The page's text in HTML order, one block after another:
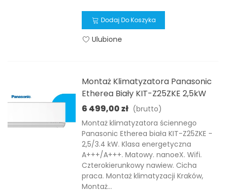
Dodaj Do Koszyka
Ulubione
Montaż Klimatyzatora Panasonic
Etherea Biały KIT-Z25ZKE 2,5kW
6 499,00 zł (brutto)
Montaż klimatyzatora ściennego
Panasonic Etherea biała KIT-Z25ZKE -
2,5/3.4 kW. Klasa energetyczna
A+++/A+++. Matowy. nanoeX. Wifi.
Czterokierunkowy nawiew. Cicha
praca. Montaż klimatyzacji Kraków,
Montaż...